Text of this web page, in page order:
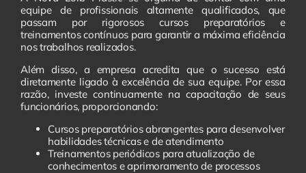
equipe de profissionais altamente qualificados, que
passam por rigorosos cursos preparatórios e
treinamentos contínuos para garantir a máxima eficiência
nos trabalhos realizados.
Além disso, a empresa acredita que o sucesso está
diretamente ligado à excelência de sua equipe. Por essa
razão, investe continuamente na capacitação de seus
funcionários, proporcionando:
Cursos preparatórios abrangentes para desenvolver
habilidades técnicas e de atendimento
Treinamentos periódicos para atualização de
conhecimentos e aprimoramento de processos